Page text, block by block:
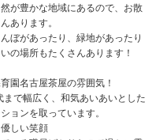
が豊かな地域にあるので、お散
あります。
ぼがあったり、緑地があったり
の場所もたくさんあります！
園名古屋茶屋の雰囲気！
まで幅広く、和気あいあいとした
ョンを取っています。
しい笑顔